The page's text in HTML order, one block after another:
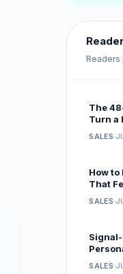
The
Turn a
Sees It
SALES
How
That
SALES
SALES